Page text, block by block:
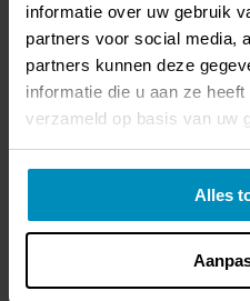
informatie over uw gebruik
partners voor social media,
partners kunnen deze
informatie die u aan ze
verzameld op basis van uw
Alles
Stoomreiniger
Het gebruik van een
we af. De hete stoom kan de
met een dweil.
Boenmachine
Voor het schoonmaken van
een kantoor of magazijn, is